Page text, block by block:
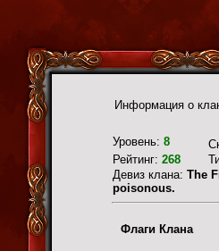
Информация о
Уровень: 8
Рейтинг: 268
Девиз клана: The
poisonous.
Флаги Клана